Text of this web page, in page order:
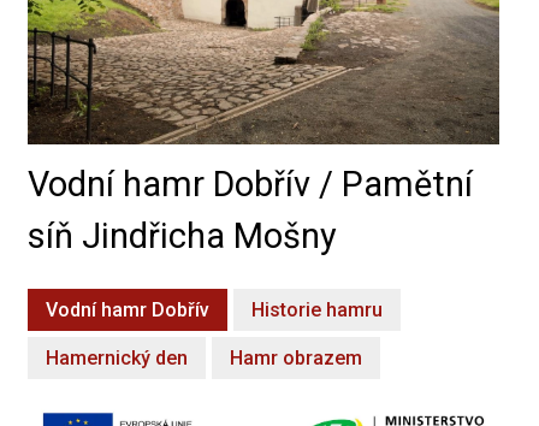
Vodní hamr Dobřív / Pamětní
síň Jindřicha Mošny
Vodní hamr Dobřív Historie hamru
Hamernický den Hamr obrazem